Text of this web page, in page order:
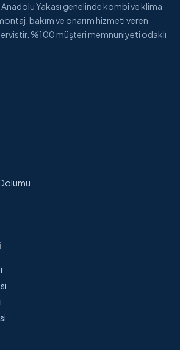
Yakası genelinde kombi ve klima
bakım ve onarım hizmeti veren
%100 müşteri memnuniyeti odaklı